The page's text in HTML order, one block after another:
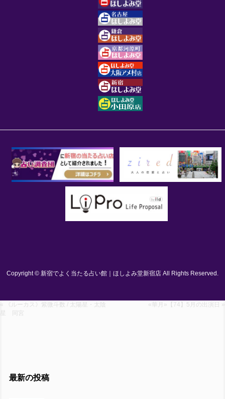
Copyright © 新宿でよく当たる占い館｜ほしよみ堂新宿店 All Rights Reserved.
« 《ルーカス》紫微斗数 / 太陽星・太陰
星 同宮
«華月»【74】5月の出演日 »
最新の投稿